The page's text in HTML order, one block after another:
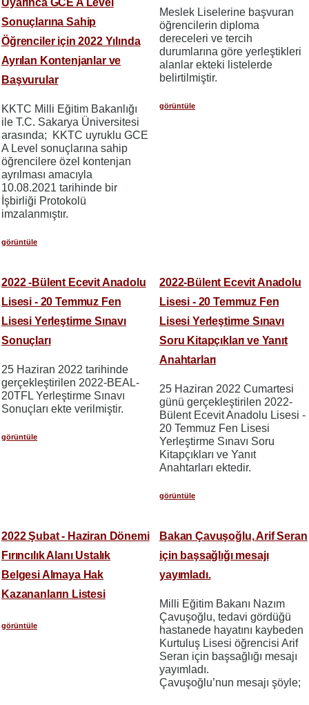
Uyarınca GCE A Level
Sonuçlarına Sahip
Öğrenciler için 2022 Yılında
Ayrılan Kontenjanlar ve
Başvurular
KKTC Milli Eğitim Bakanlığı
ile T.C. Sakarya Üniversitesi
arasında; KKTC uyruklu GCE
A Level sonuçlarına sahip
öğrencilere özel kontenjan
ayrılması amacıyla
10.08.2021 tarihinde bir
İşbirliği Protokolü
imzalanmıştır.
görüntüle
Meslek Liselerine başvuran
öğrencilerin diploma
dereceleri ve tercih
durumlarına göre yerleştikleri
alanlar ekteki listelerde
belirtilmiştir.
görüntüle
2022 -Bülent Ecevit Anadolu
Lisesi - 20 Temmuz Fen
Lisesi Yerleştirme Sınavı
Sonuçları
25 Haziran 2022 tarihinde
gerçekleştirilen 2022-BEAL-
20TFL Yerleştirme Sınavı
Sonuçları ekte verilmiştir.
görüntüle
2022-Bülent Ecevit Anadolu
Lisesi - 20 Temmuz Fen
Lisesi Yerleştirme Sınavı
Soru Kitapçıkları ve Yanıt
Anahtarları
25 Haziran 2022 Cumartesi
günü gerçekleştirilen 2022-
Bülent Ecevit Anadolu Lisesi -
20 Temmuz Fen Lisesi
Yerleştirme Sınavı Soru
Kitapçıkları ve Yanıt
Anahtarları ektedir.
görüntüle
2022 Şubat - Haziran Dönemi
Fırıncılık Alanı Ustalık
Belgesi Almaya Hak
Kazananların Listesi
görüntüle
Bakan Çavuşoğlu, Arif Seran
için başsağlığı mesajı
yayımladı.
Milli Eğitim Bakanı Nazım
Çavuşoğlu, tedavi gördüğü
hastanede hayatını kaybeden
Kurtuluş Lisesi öğrencisi Arif
Seran için başsağlığı mesajı
yayımladı.
Çavuşoğlu’nun mesajı şöyle;